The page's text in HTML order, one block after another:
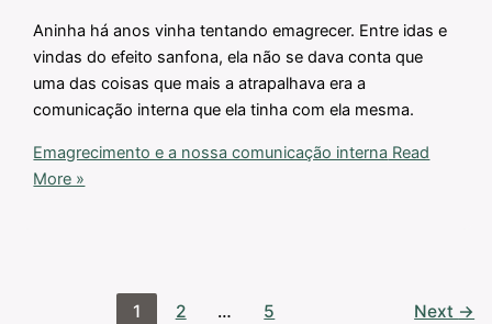
Aninha há anos vinha tentando emagrecer. Entre idas e
vindas do efeito sanfona, ela não se dava conta que
uma das coisas que mais a atrapalhava era a
comunicação interna que ela tinha com ela mesma.
Emagrecimento e a nossa comunicação interna Read
More »
1 2 … 5 Next →